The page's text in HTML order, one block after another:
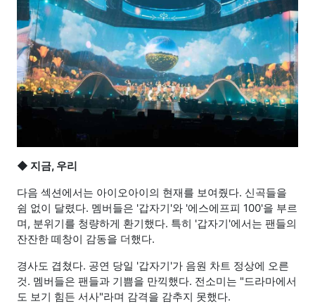
◆ 지금, 우리
다음 섹션에서는 아이오아이의 현재를 보여줬다. 신곡들을
쉼 없이 달렸다. 멤버들은 '갑자기'와 '에스에프피 100'을 부르
며, 분위기를 청량하게 환기했다. 특히 '갑자기'에서는 팬들의
잔잔한 떼창이 감동을 더했다.
경사도 겹쳤다. 공연 당일 '갑자기'가 음원 차트 정상에 오른
것. 멤버들은 팬들과 기쁨을 만끽했다. 전소미는 "드라마에서
도 보기 힘든 서사"라며 감격을 감추지 못했다.